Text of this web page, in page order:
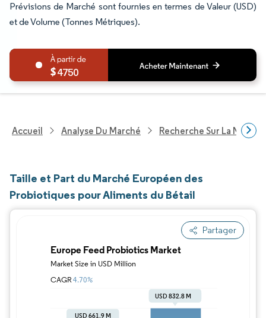
Prévisions de Marché sont fournies en termes de Valeur (USD)
et de Volume (Tonnes Métriques).
4750
Accueil Analyse Du Marché Recherche Sur La
Taille et Part du Marché Européen des
Probiotiques pour Aliments du Bétail
Partager